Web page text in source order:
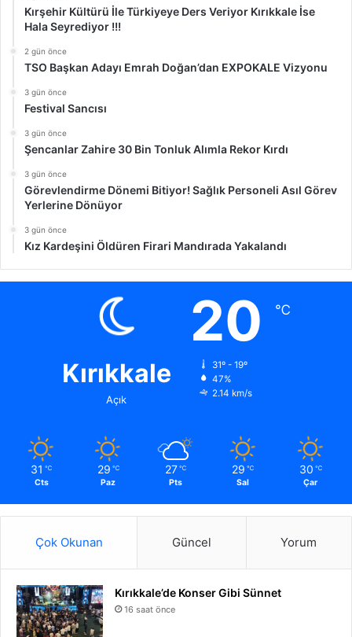
Kırşehir Kültürü İle Türkiyeye Ders Veriyor Kırıkkale İse
Hala Seyrediyor !!!
2 gün önce
TSO Başkan Adayı Emrah Doğan’dan EXPOKALE Vizyonu
3 gün önce
Festival Sancısı
3 gün önce
Şencanlar Zahire 30 Bin Tonluk Alımla Rekor Kırdı
3 gün önce
Görevlendirme Dönemi Bitiyor! Sağlık Personeli Asıl Görev
Yerlerine Dönüyor
3 gün önce
Kız Kardeşini Öldüren Firari Mandırada Yakalandı
Kırıkkale
Açık
20 ℃
31º - 19º
47%
2.14 km/s
31 ℃
Cts
29 ℃
Paz
27 ℃
Pts
29 ℃
Sal
30 ℃
Çar
Çok Okunan Güncel Yorum
Kırıkkale’de Konser Gibi Sünnet
16 saat önce